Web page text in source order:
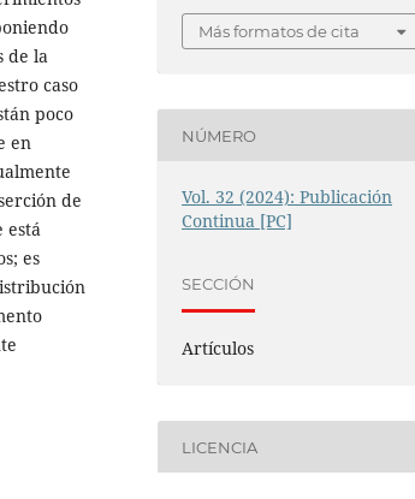
de la
caso
poco
en
de
está
es
Más formatos de cita
NÚMERO
Vol. 32 (2024): Publicación
Continua [PC]
SECCIÓN
Artículos
LICENCIA